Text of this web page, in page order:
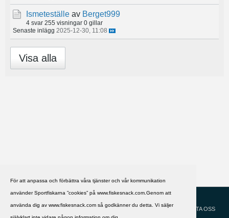
För att anpassa och förbättra våra tjänster och vår kommunikation
använder Sportfiskarna ”cookies” på www.fiskesnack.com.Genom att
använda dig av www.fiskesnack.com så godkänner du detta. Vi säljer
Ismeteställe av Berget999
4 svar 255 visningar 0 gillar
Senaste inlägg 2025-12-30, 11:08
Visa alla
HJÄLP
KONTAKTA OSS